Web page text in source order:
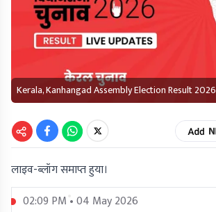
Kerala, Kanhangad Assembly Election Result 2026
लाइव-ब्लॉग समाप्त हुया।
02:09 PM • 04 May 2026